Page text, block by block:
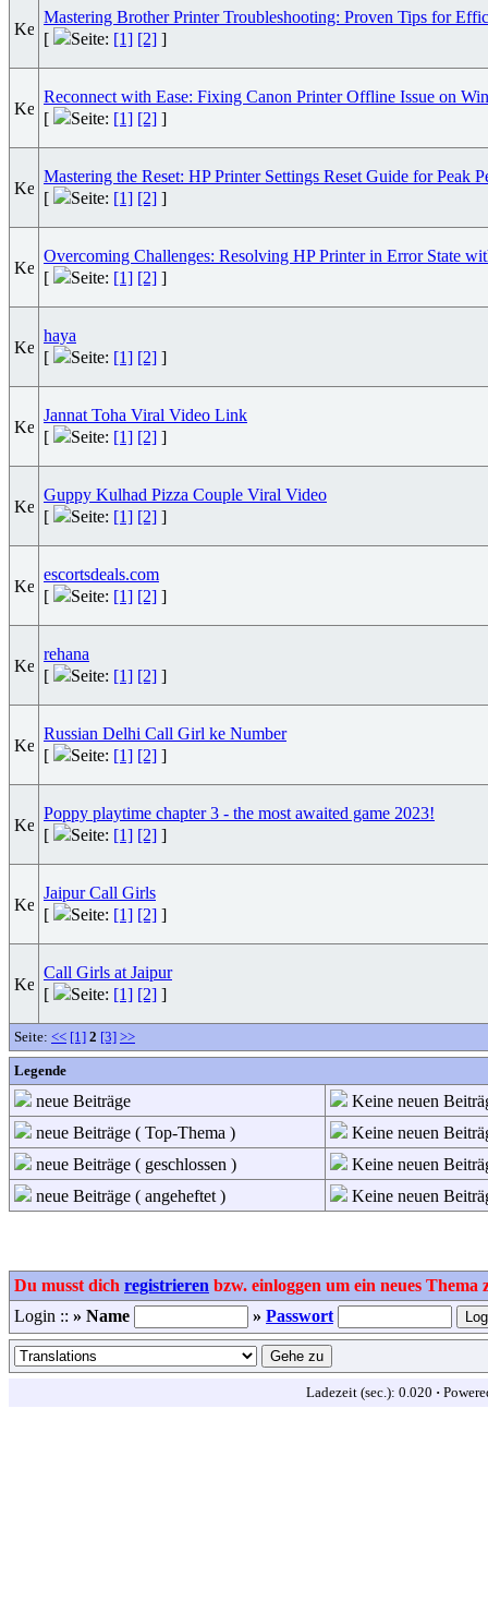
Mastering Brother Printer Troubleshooting: Proven Tips for
[
Seite: [1] [2] ]
Reconnect with Ease: Fixing Canon Printer Offline Issue on
[
Seite: [1] [2] ]
Mastering the Reset: HP Printer Settings Reset Guide for Peak
[
Seite: [1] [2] ]
Overcoming Challenges: Resolving HP Printer in Error State
[
Seite: [1] [2] ]
haya
[
Seite: [1] [2] ]
Jannat Toha Viral Video Link
[
Seite: [1] [2] ]
Guppy Kulhad Pizza Couple Viral Video
[
Seite: [1] [2] ]
escortsdeals.com
[
Seite: [1] [2] ]
rehana
[
Seite: [1] [2] ]
Russian Delhi Call Girl ke Number
[
Seite: [1] [2] ]
Poppy playtime chapter 3 - the most awaited game 2023!
[
Seite: [1] [2] ]
Jaipur Call Girls
[
Seite: [1] [2] ]
Call Girls at Jaipur
[
Seite: [1] [2] ]
Seite: << [1] 2 [3] >>
Legende
neue Beiträge
Keine neuen
neue Beiträge ( Top-Thema )
Keine neuen
neue Beiträge ( geschlossen )
Keine neuen
neue Beiträge ( angeheftet )
Keine neuen
Du musst dich registrieren bzw. einloggen um ein neues Thema
Login :: » Name » Passwort
Ladezeit (sec.): 0.020 ·